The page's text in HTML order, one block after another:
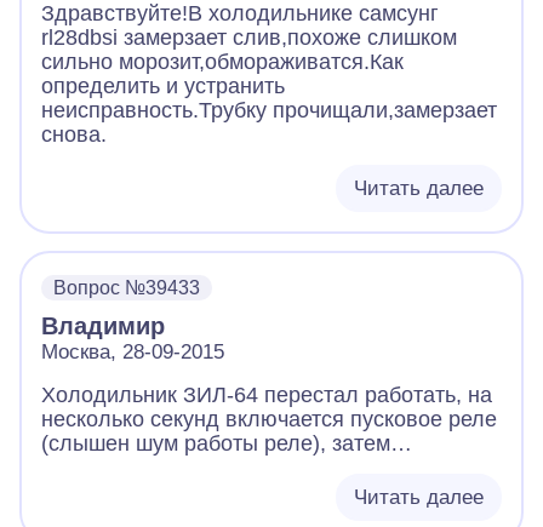
Здравствуйте!В холодильнике самсунг
rl28dbsi замерзает слив,похоже слишком
сильно морозит,обмораживатся.Как
определить и устранить
неисправность.Трубку прочищали,замерзает
снова.
Читать далее
Вопрос №39433
Владимир
Москва, 28-09-2015
Холодильник ЗИЛ-64 перестал работать, на
несколько секунд включается пусковое реле
(слышен шум работы реле), затем
включатся. Вызывал мастера по ремонту, он
Читать далее